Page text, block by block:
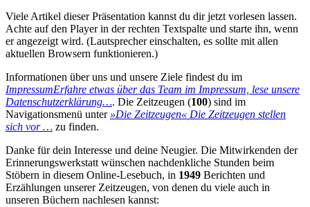
Viele Artikel dieser Präsentation kannst du dir jetzt vorlesen lassen.
Achte auf den Player in der rechten Textspalte und starte ihn, wenn
er angezeigt wird. (Lautsprecher einschalten, es sollte mit allen
aktuellen Browsern funktionieren.)
Informationen über uns und unsere Ziele findest du im
ImpressumErfahre etwas über das Team im Impressum, lese unsere
Datenschutzerklärung…. Die Zeitzeugen (100) sind im
Navigationsmenü unter»Die Zeitzeugen« Die Zeitzeugen stellen
sich vor … zu finden.
Danke für dein Interesse und deine Neugier. Die Mitwirkenden der
Erinnerungswerkstatt wünschen nachdenkliche Stunden beim
Stöbern in diesem Online-Lesebuch, in 1949 Berichten und
Erzählungen unserer Zeitzeugen, von denen du viele auch in
unseren Büchern nachlesen kannst: